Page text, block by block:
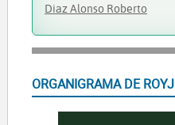
Diaz Alonso Roberto
ORGANIGRAMA DE